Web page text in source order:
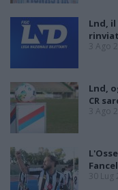
Lnd,
3 Ago
Lnd,
CR
3 Ago
30 Lug